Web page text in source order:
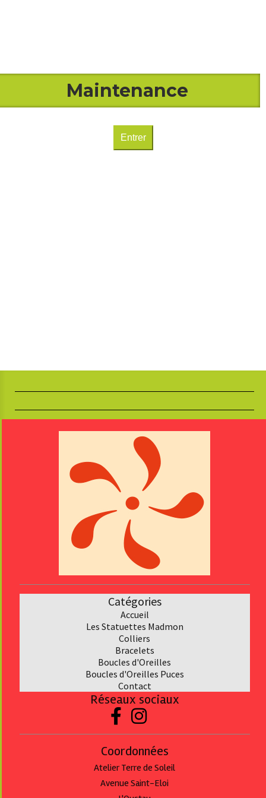
Maintenance
Catégories
Accueil
Les Statuettes Madmon
Colliers
Bracelets
Boucles d'Oreilles
Boucles d'Oreilles Puces
Contact
Réseaux sociaux
 
Coordonnées
Atelier Terre de Soleil
Avenue Saint-Eloi